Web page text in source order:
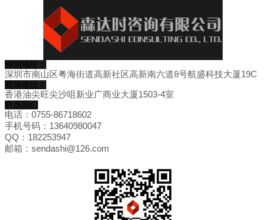
深圳市南山区粤海街道高新社区高新南六道8号航盛科技大厦19C
香港油尖旺尖沙咀新业广商业大厦1503-4室
电话：0755-86718602
手机号码：13640980047
QQ：182253947
邮箱：sendashi@126.com